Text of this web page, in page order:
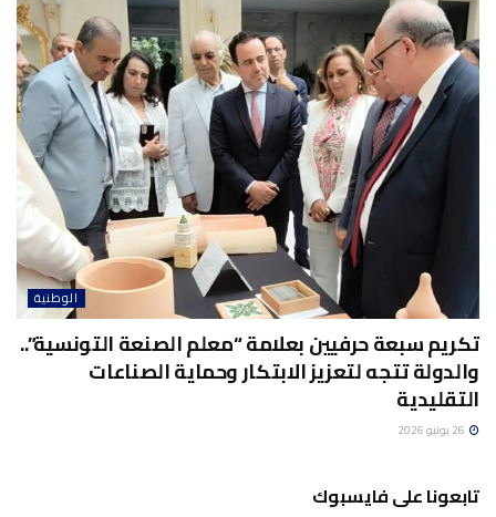
الوطنية
تكريم سبعة حرفيين بعلامة “معلم الصنعة التونسية”..
والدولة تتجه لتعزيز الابتكار وحماية الصناعات
التقليدية
تابعونا على فايسبوك